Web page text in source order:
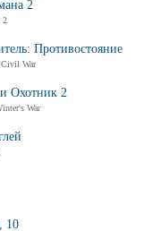
2
2
Противостояние
Civil War
Охотник 2
War
10